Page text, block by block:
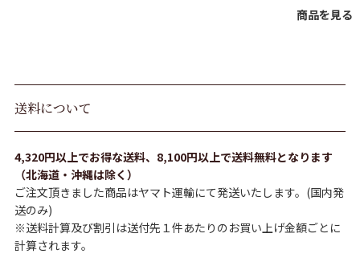
商品を見る
送料について
4,320円以上でお得な送料、8,100円以上で送料無料となります
（北海道・沖縄は除く）
ご注文頂きました商品はヤマト運輸にて発送いたします。(国内発
送のみ)
※送料計算及び割引は送付先１件あたりのお買い上げ金額ごとに
計算されます。